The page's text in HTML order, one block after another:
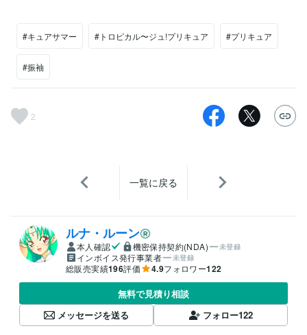
#キュアサマー #トロピカル〜ジュ!プリキュア #プリキュア
#振袖
2
一覧に戻る
ルナ・ルーン
本人確認 機密保持契約(NDA) 未登録
インボイス発行事業者 未登録
総販売実績196評価 4.9フォロワー122
無料で見積り相談
メッセージを送る
フォロー122